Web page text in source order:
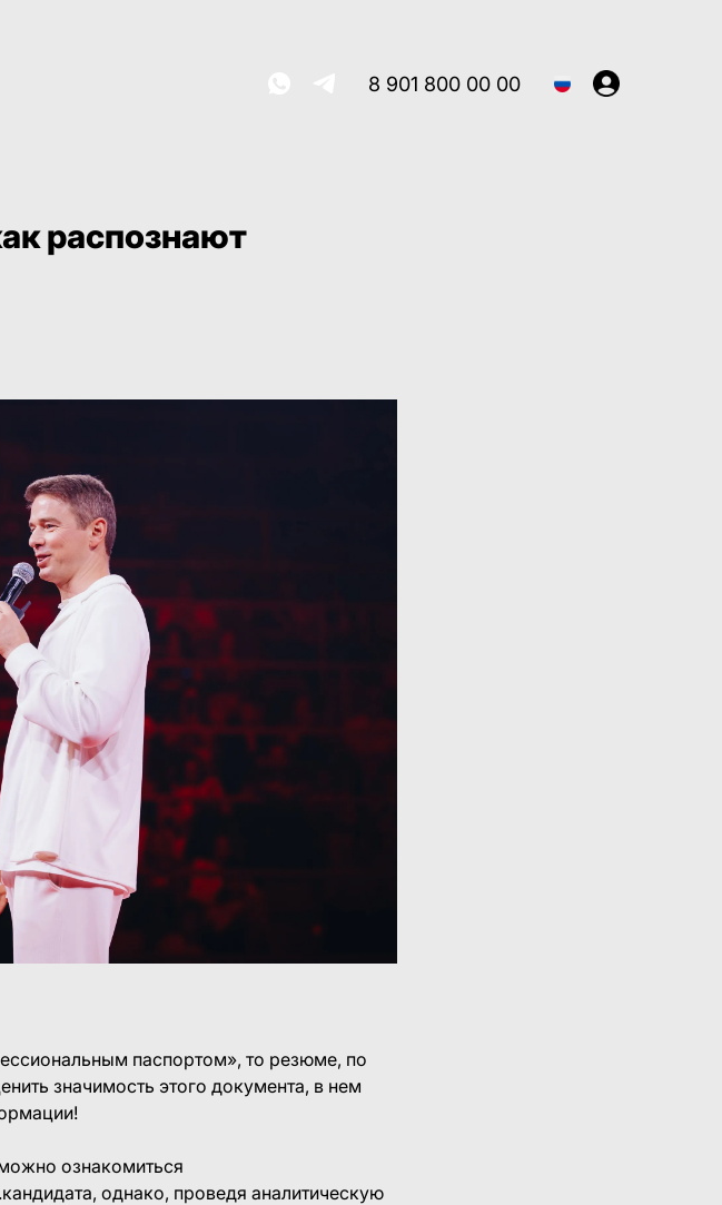
8 901 800 00 00
распознают
паспортом», то резюме, по
значимость этого документа, в нем
ознакомиться
однако, проведя аналитическую